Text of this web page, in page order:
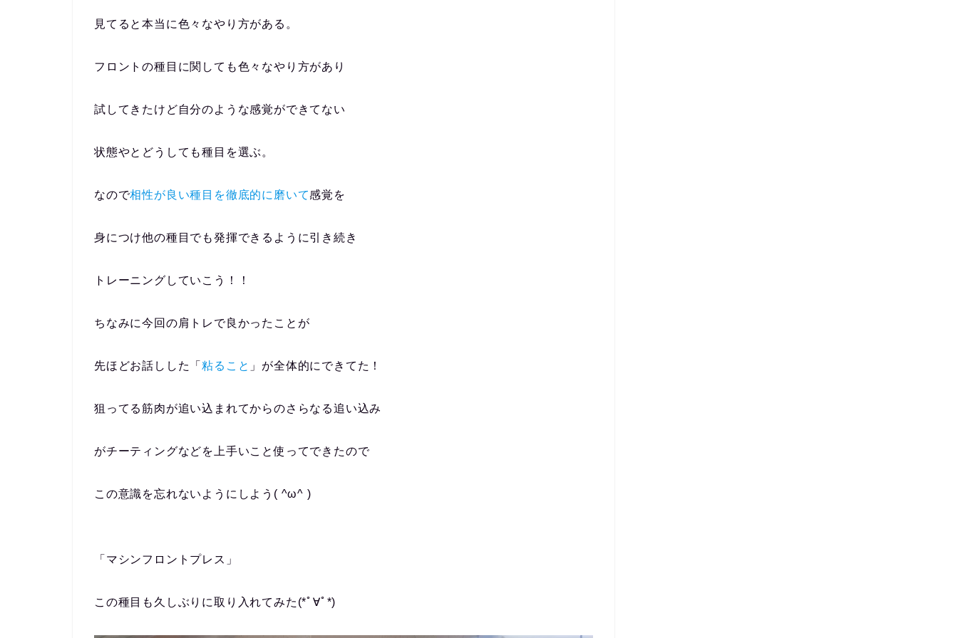
見てると本当に色々なやり方がある。
フロントの種目に関しても色々なやり方があり
試してきたけど自分のような感覚ができてない
状態やとどうしても種目を選ぶ。
なので相性が良い種目を徹底的に磨いて感覚を
身につけ他の種目でも発揮できるように引き続き
トレーニングしていこう！！
ちなみに今回の肩トレで良かったことが
先ほどお話しした「粘ること 」が全体的にできてた！
狙ってる筋肉が追い込まれてからのさらなる追い込み
がチーティングなどを上手いこと使ってできたので
この意識を忘れないようにしよう( ^ω^ )
「マシンフロントプレス」
この種目も久しぶりに取り入れてみた(*ﾟ∀ﾟ*)